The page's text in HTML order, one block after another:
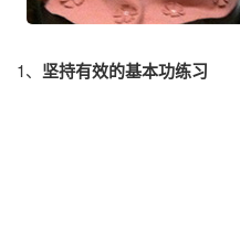
1、 坚持有效的基本功练习